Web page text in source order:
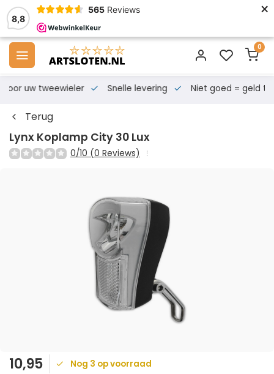
8,8
565 Reviews ×
0
voor uw tweewieler Snelle levering Niet goed = geld
Terug
Lynx Koplamp City 30 Lux
0/10 (0 Reviews)
10,95 Nog 3 op voorraad